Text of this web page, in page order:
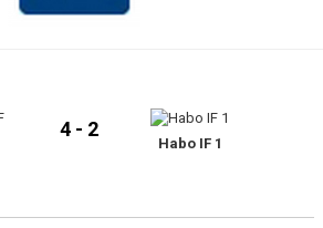
4 - 2
Habo IF 1